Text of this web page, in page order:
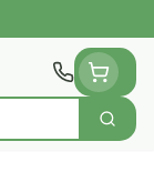
Zoek